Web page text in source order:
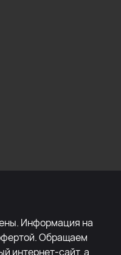
Информация на
Обращаем
интернет-сайт, а